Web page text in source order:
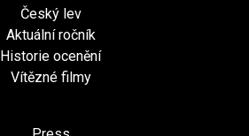
Český lev
Aktuální ročník
Historie ocenění
Vítězné filmy